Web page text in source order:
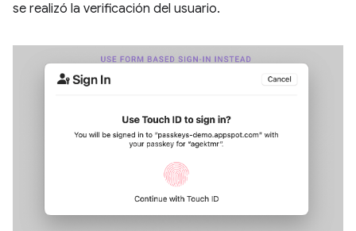
se realizó la verificación del usuario.